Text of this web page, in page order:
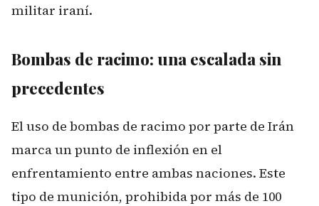
militar iraní.
Bombas de racimo: una escalada sin
precedentes
El uso de bombas de racimo por parte de Irán
marca un punto de inflexión en el
enfrentamiento entre ambas naciones. Este
tipo de munición, prohibida por más de 100